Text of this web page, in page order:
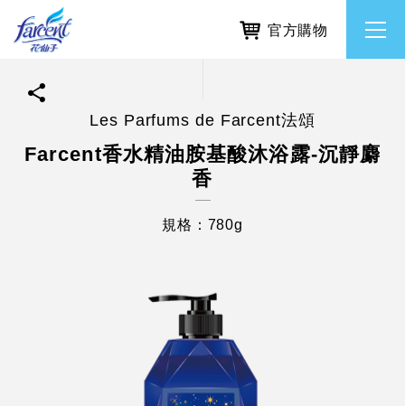
利害關係人互動與經營
官方購物
Les Parfums de Farcent法頌
Farcent香水精油胺基酸沐浴露-沉靜麝
香
規格：780g